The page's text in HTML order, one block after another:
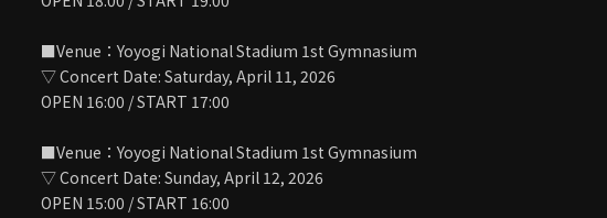
■Venue：Yoyogi National Stadium 1st Gymnasium
▽ Concert Date: Saturday, April 11, 2026
OPEN 16:00 / START 17:00
■Venue：Yoyogi National Stadium 1st Gymnasium
▽ Concert Date: Sunday, April 12, 2026
OPEN 15:00 / START 16:00